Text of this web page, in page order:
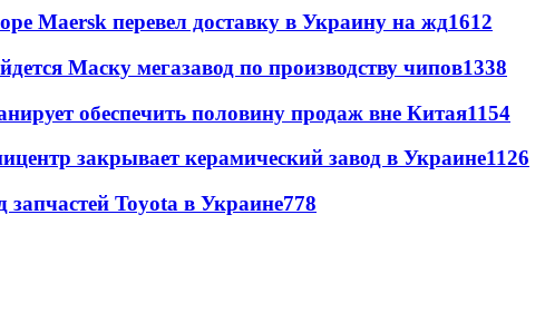
Maersk перевел доставку в Украину на жд1612
Маску мегазавод по производству чипов1338
обеспечить половину продаж вне Китая1154
закрывает керамический завод в Украине1126
запчастей Toyota в Украине778